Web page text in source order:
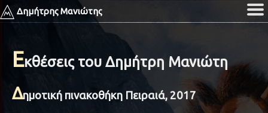
Δημήτρης Μανιώτης
Εκθέσεις του Δημήτρη Μανιώτη
Δημοτική πινακοθήκη Πειραιά, 2017